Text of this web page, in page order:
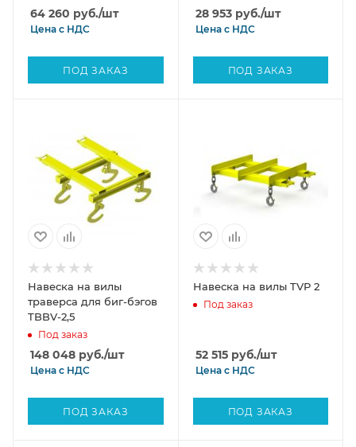
64 260 руб./шт
Цена с НДС
ПОД ЗАКАЗ
28 953руб./шт
Цена с НДС
ПОД ЗАКАЗ
Навеска на вилы
траверса для биг-бэгов
TBBV-2,5
Под заказ
148 048 руб./шт
Цена с НДС
ПОД ЗАКАЗ
Навеска на вилы TVP 2
Под заказ
52 515руб./шт
Цена с НДС
ПОД ЗАКАЗ